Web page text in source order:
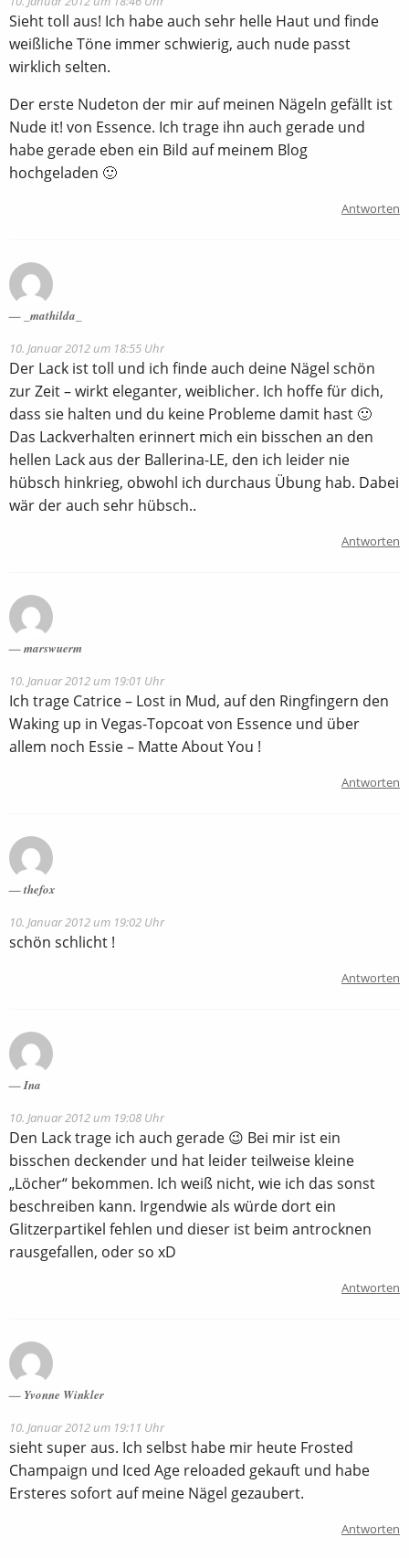
Sieht toll aus! Ich habe auch sehr helle Haut und finde
weißliche Töne immer schwierig, auch nude passt
wirklich selten.
Der erste Nudeton der mir auf meinen Nägeln gefällt ist
Nude it! von Essence. Ich trage ihn auch gerade und
habe gerade eben ein Bild auf meinem Blog
hochgeladen 🙂
Antworten
_mathilda_
10. Januar 2012 um 18:55 Uhr
Der Lack ist toll und ich finde auch deine Nägel schön
zur Zeit – wirkt eleganter, weiblicher. Ich hoffe für dich,
dass sie halten und du keine Probleme damit hast 🙂
Das Lackverhalten erinnert mich ein bisschen an den
hellen Lack aus der Ballerina-LE, den ich leider nie
hübsch hinkrieg, obwohl ich durchaus Übung hab. Dabei
wär der auch sehr hübsch..
Antworten
marswuerm
10. Januar 2012 um 19:01 Uhr
Ich trage Catrice – Lost in Mud, auf den Ringfingern den
Waking up in Vegas-Topcoat von Essence und über
allem noch Essie – Matte About You !
Antworten
thefox
10. Januar 2012 um 19:02 Uhr
schön schlicht !
Antworten
Ina
10. Januar 2012 um 19:08 Uhr
Den Lack trage ich auch gerade 😉 Bei mir ist ein
bisschen deckender und hat leider teilweise kleine
„Löcher“ bekommen. Ich weiß nicht, wie ich das sonst
beschreiben kann. Irgendwie als würde dort ein
Glitzerpartikel fehlen und dieser ist beim antrocknen
rausgefallen, oder so xD
Antworten
Yvonne Winkler
10. Januar 2012 um 19:11 Uhr
sieht super aus. Ich selbst habe mir heute Frosted
Champaign und Iced Age reloaded gekauft und habe
Ersteres sofort auf meine Nägel gezaubert.
Antworten